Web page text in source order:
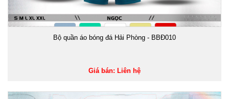
Bộ quần áo bóng đá Hải Phòng - BBĐ010
Giá bán: Liên hệ